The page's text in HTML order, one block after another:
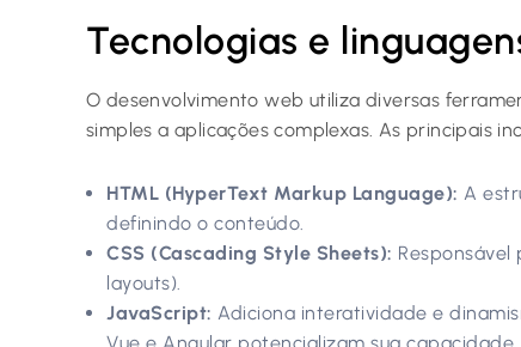
Tecnologias e
O desenvolvimento web utiliza diversas
simples a aplicações complexas. As principais
HTML (HyperText Markup Language): A
definindo o conteúdo.
CSS (Cascading Style Sheets): Responsável
layouts).
JavaScript: Adiciona interatividade e